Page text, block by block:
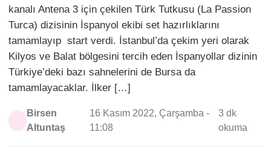
kanalı Antena 3 için çekilen Türk Tutkusu (La Passion
Turca) dizisinin İspanyol ekibi set hazırlıklarını
tamamlayıp start verdi. İstanbul’da çekim yeri olarak
Kilyos ve Balat bölgesini tercih eden İspanyollar dizinin
Türkiye’deki bazı sahnelerini de Bursa da
tamamlayacaklar. İlker […]
Birsen
Altuntaş
16 Kasım 2022, Çarşamba -
11:08
3 dk
okuma